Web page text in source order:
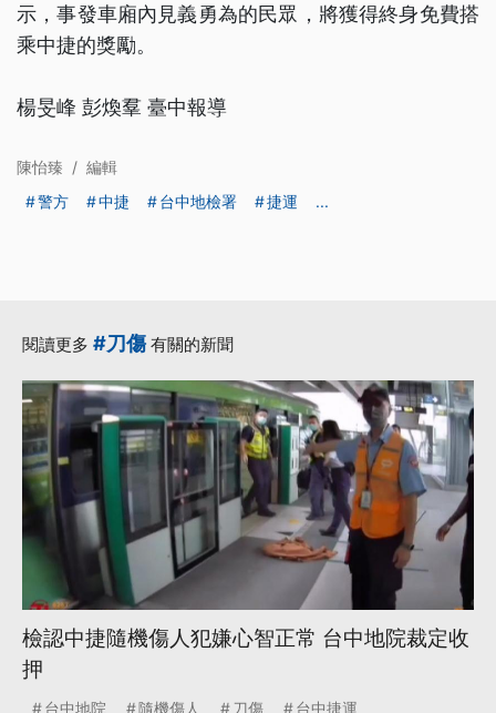
示，事發車廂內見義勇為的民眾，將獲得終身免費搭
乘中捷的獎勵。
楊旻峰 彭煥羣 臺中報導
陳怡臻 / 編輯
警方
中捷 台中地檢署 捷運 ...
閱讀更多 #刀傷有關的新聞
檢認中捷隨機傷人犯嫌心智正常 台中地院裁定收
押
台中地院 隨機傷人 刀傷 台中捷運